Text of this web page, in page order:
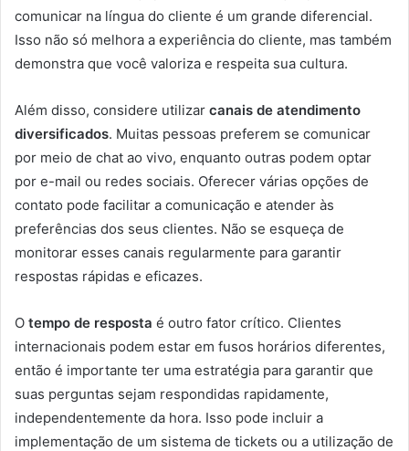
comunicar na língua do cliente é um grande diferencial.
Isso não só melhora a experiência do cliente, mas também
demonstra que você valoriza e respeita sua cultura.
Além disso, considere utilizar canais de atendimento
diversificados. Muitas pessoas preferem se comunicar
por meio de chat ao vivo, enquanto outras podem optar
por e-mail ou redes sociais. Oferecer várias opções de
contato pode facilitar a comunicação e atender às
preferências dos seus clientes. Não se esqueça de
monitorar esses canais regularmente para garantir
respostas rápidas e eficazes.
O tempo de resposta é outro fator crítico. Clientes
internacionais podem estar em fusos horários diferentes,
então é importante ter uma estratégia para garantir que
suas perguntas sejam respondidas rapidamente,
independentemente da hora. Isso pode incluir a
implementação de um sistema de tickets ou a utilização de